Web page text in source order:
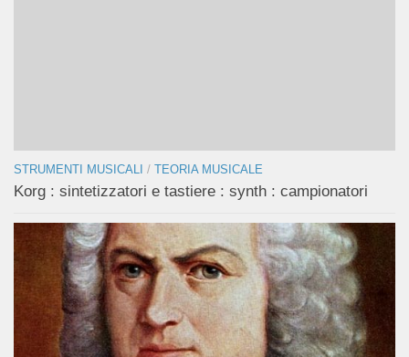
STRUMENTI MUSICALI / TEORIA MUSICALE
Korg : sintetizzatori e tastiere : synth : campionatori